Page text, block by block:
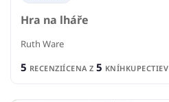
Hra na lháře
Ruth Ware
5 RECENZIÍCENA Z 5 KNÍHKUPECTIEV